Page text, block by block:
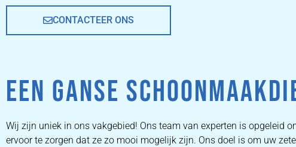
ZETEL REINIGEN DOOR
PRIJZEN
CONTACTEER ONS
EEN GANSE
Wij zijn uniek in ons vakgebied! Ons team van experten is opgeleid
ervoor te zorgen dat ze zo mooi mogelijk zijn. Ons doel is om uw